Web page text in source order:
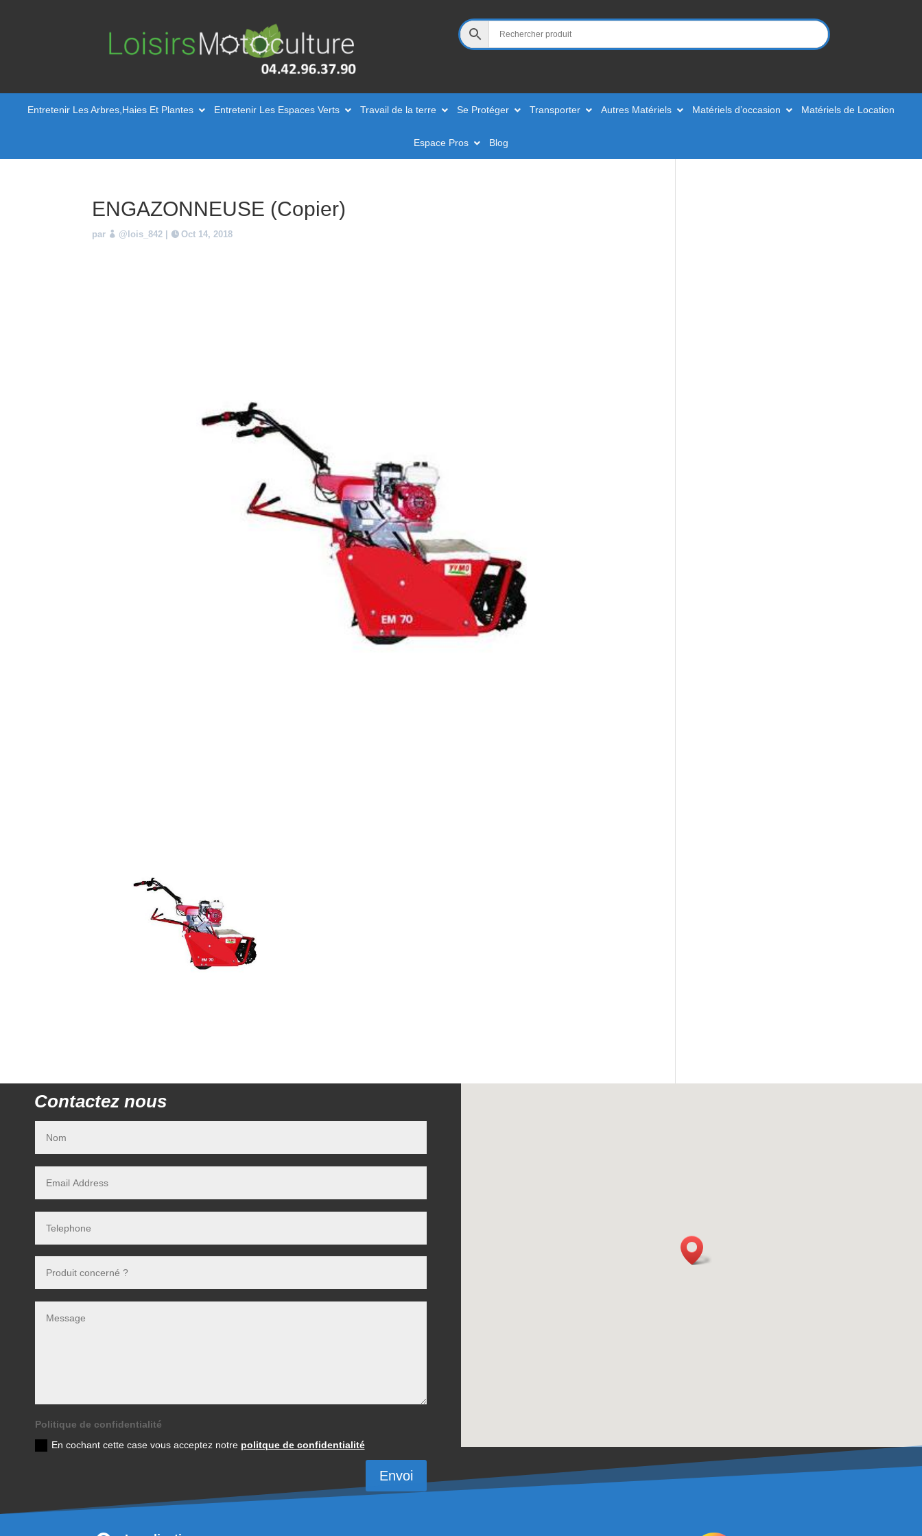
Entretenir Les Arbres,Haies Et Plantes Entretenir Les Espaces Verts Travail de la terre Se Protéger Transporter Autres Matériels Matériels d’occasion Matériels de Location
Espace Pros Blog
ENGAZONNEUSE (Copier)
par @lois_842 Oct 14, 2018
Contactez nous
Politique de confidentialité
En cochant cette case vous acceptez notre politque de confidentialité
Envoi